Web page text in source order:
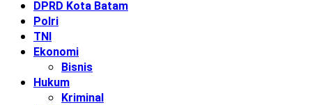
DPRD Kota Batam
Polri
TNI
Ekonomi
Bisnis
Hukum
Kriminal